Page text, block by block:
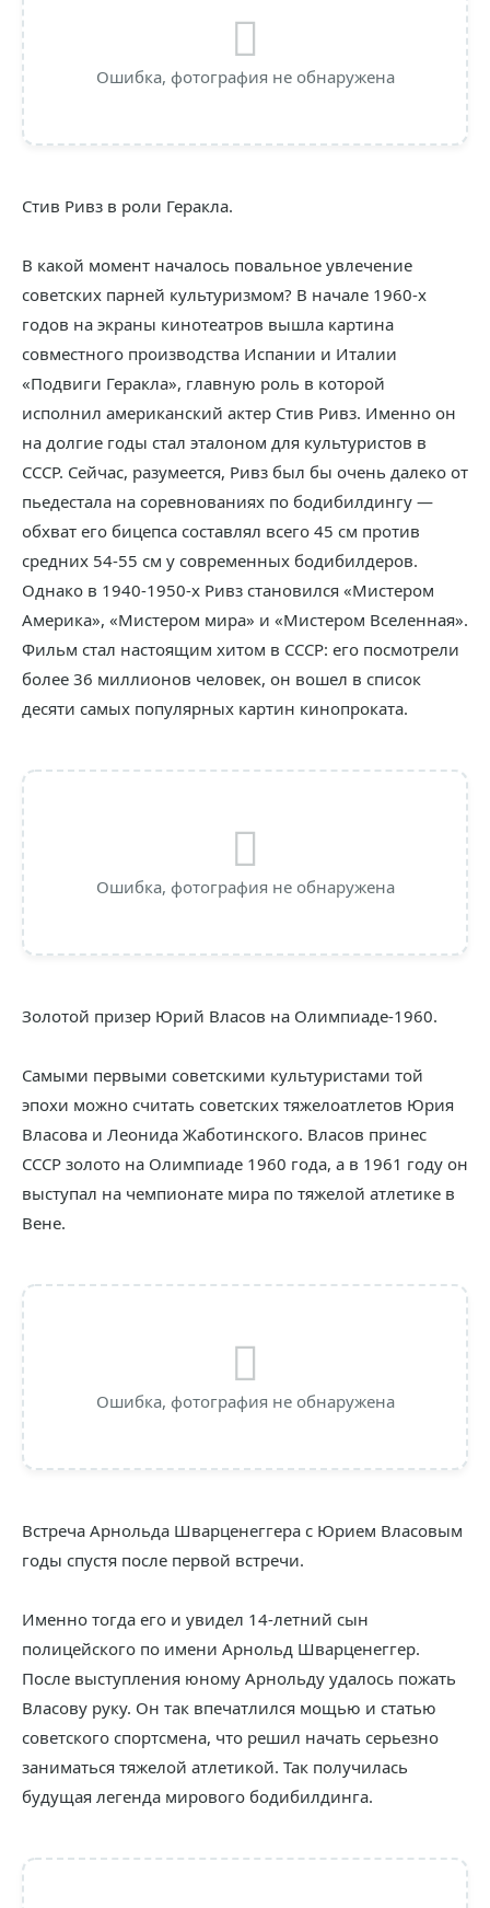
Ошибка, фотография не обнаружена
Стив Ривз в роли Геракла.
В какой момент началось повальное увлечение
советских парней культуризмом? В начале 1960-х
годов на экраны кинотеатров вышла картина
совместного производства Испании и Италии
«Подвиги Геракла», главную роль в которой
исполнил американский актер Стив Ривз. Именно он
на долгие годы стал эталоном для культуристов в
СССР. Сейчас, разумеется, Ривз был бы очень далеко от
пьедестала на соревнованиях по бодибилдингу —
обхват его бицепса составлял всего 45 см против
средних 54-55 см у современных бодибилдеров.
Однако в 1940-1950-х Ривз становился «Мистером
Америка», «Мистером мира» и «Мистером Вселенная».
Фильм стал настоящим хитом в СССР: его посмотрели
более 36 миллионов человек, он вошел в список
десяти самых популярных картин кинопроката.
Ошибка, фотография не обнаружена
Золотой призер Юрий Власов на Олимпиаде-1960.
Самыми первыми советскими культуристами той
эпохи можно считать советских тяжелоатлетов Юрия
Власова и Леонида Жаботинского. Власов принес
СССР золото на Олимпиаде 1960 года, а в 1961 году он
выступал на чемпионате мира по тяжелой атлетике в
Вене.
Ошибка, фотография не обнаружена
Встреча Арнольда Шварценеггера с Юрием Власовым
годы спустя после первой встречи.
Именно тогда его и увидел 14-летний сын
полицейского по имени Арнольд Шварценеггер.
После выступления юному Арнольду удалось пожать
Власову руку. Он так впечатлился мощью и статью
советского спортсмена, что решил начать серьезно
заниматься тяжелой атлетикой. Так получилась
будущая легенда мирового бодибилдинга.